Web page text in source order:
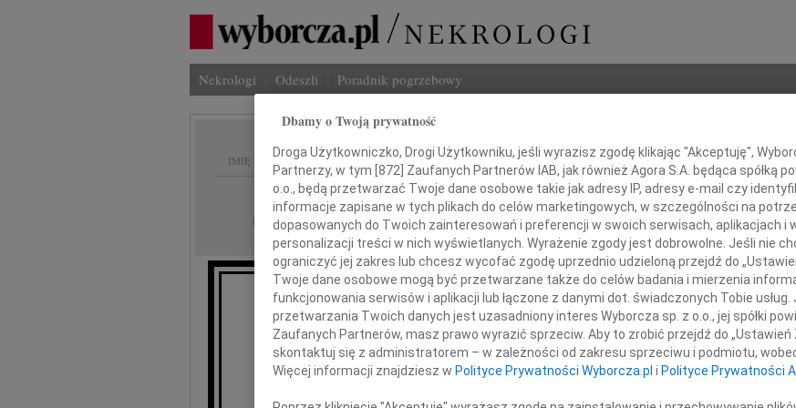
Nekrologi Odeszli Poradnik pogrzebowy
IMIĘ I NAZWISKO:
REGION: Warszawa
DATA EMISJI: 11.05.2010
Braciom Holnickim
wyrazy serdecznego współczucia
Imię
Dbamy o Twoją prywatność
Droga Użytkowniczko, Drogi Użytkowniku, jeśli wyrazisz zgodę klikając "Akceptuję",
Partnerzy, w tym [872] Zaufanych Partnerów IAB, jak również Agora S.A. będąca spółką
o.o., będą przetwarzać Twoje dane osobowe takie jak adresy IP, adresy e-mail czy
informacje zapisane w tych plikach do celów marketingowych, w szczególności na
dopasowanych do Twoich zainteresowań i preferencji w swoich serwisach, aplikacjach i
personalizacji treści w nich wyświetlanych. Wyrażenie zgody jest dobrowolne. Jeśli nie
ograniczyć jej zakres lub chcesz wycofać zgodę uprzednio udzieloną przejdź do
Twoje dane osobowe mogą być przetwarzane także do celów badania i mierzenia
funkcjonowania serwisów i aplikacji lub łączone z danymi dot. świadczonych Tobie
przetwarzania Twoich danych jest uzasadniony interes Wyborcza sp. z o.o., jej spółki
Zaufanych Partnerów, masz prawo wyrazić sprzeciw. Aby to zrobić przejdź do „Ustawień
skontaktuj się z administratorem – w zależności od zakresu sprzeciwu i podmiotu,
Więcej informacji znajdziesz w Polityce Prywatności Wyborcza.pl i Polityce Prywatności